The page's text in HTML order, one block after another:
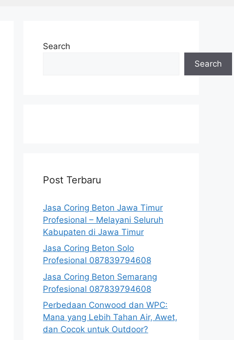
Search
Search
Post Terbaru
Jasa Coring Beton Jawa Timur
Profesional – Melayani Seluruh
Kabupaten di Jawa Timur
Jasa Coring Beton Solo
Profesional 087839794608
Jasa Coring Beton Semarang
Profesional 087839794608
Perbedaan Conwood dan WPC:
Mana yang Lebih Tahan Air, Awet,
dan Cocok untuk Outdoor?